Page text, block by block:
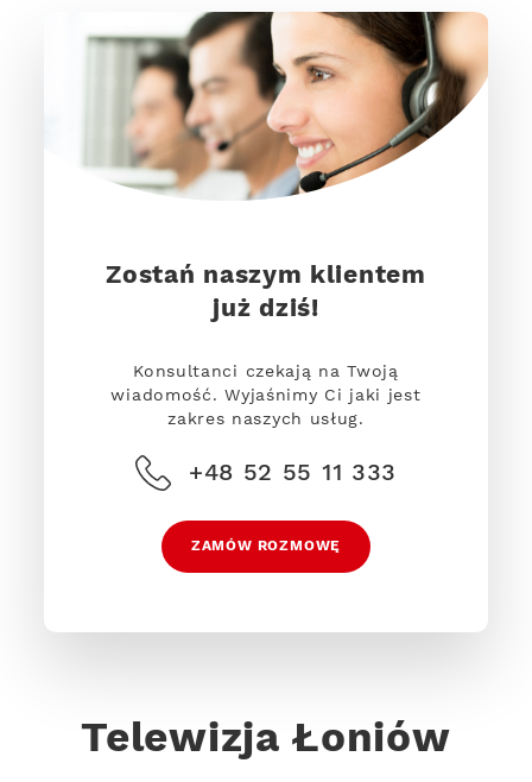
Zostań naszym klientem
już dziś!
Konsultanci czekają na Twoją
wiadomość. Wyjaśnimy Ci jaki jest
zakres naszych usług.
+48 52 55 11 333
ZAMÓW ROZMOWĘ
Telewizja Łoniów